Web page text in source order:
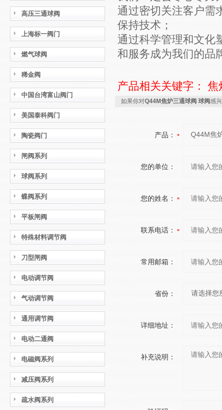
高压三通球阀
上海标一阀门
燃气球阀
稀金阀
中国台湾富山阀门
美国泰科阀门
陶瓷阀门
闸阀系列
球阀系列
蝶阀系列
平板闸阀
特殊材料调节阀
刀型闸阀
电动调节阀
气动调节阀
通用调节阀
电动二通阀
电磁阀系列
减压阀系列
疏水阀系列
通过密切关注客户需
保持技术；
通过科学管理和文化
和服务成为我们的品
产品相关关键字： 焦
如果你对Q44M焦炉三通球阀 球阀感
产品：
您的单位：
您的姓名：
联系电话：
常用邮箱：
省份：
详细地址：
补充说明：